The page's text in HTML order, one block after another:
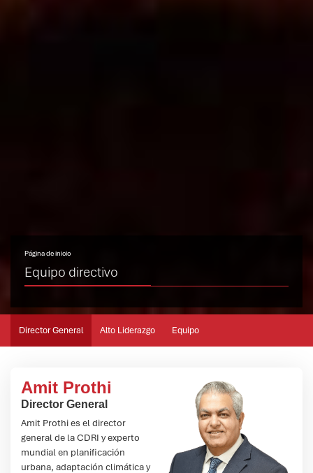
Página de inicio
Equipo directivo
Director General Alto Liderazgo Equipo
Amit Prothi
Director General
Amit Prothi es el director
general de la CDRI y experto
mundial en planificación
urbana, adaptación climática y